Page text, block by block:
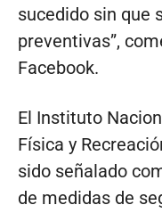
sucedido sin que
preventivas”,
Facebook.
El Instituto
Física y
sido señalado
de medidas de